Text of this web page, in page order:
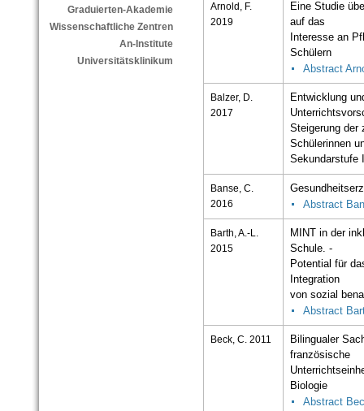
Graduierten-Akademie
Wissenschaftliche Zentren
An-Institute
Universitätsklinikum
Arnold, F.
2019
Eine Studie
auf das
Interesse an
Schülern
Abstract
Balzer, D.
2017
Entwicklung
Steigerung der
Schülerinnen
Sekundarstufe
Banse, C.
2016
Abstract
Barth, A.-L.
2015
MINT in der
Schule. -
Potential für
Integration
von sozial
Abstract
Beck, C. 2011
Bilingualer
französische
Biologie
Abstract